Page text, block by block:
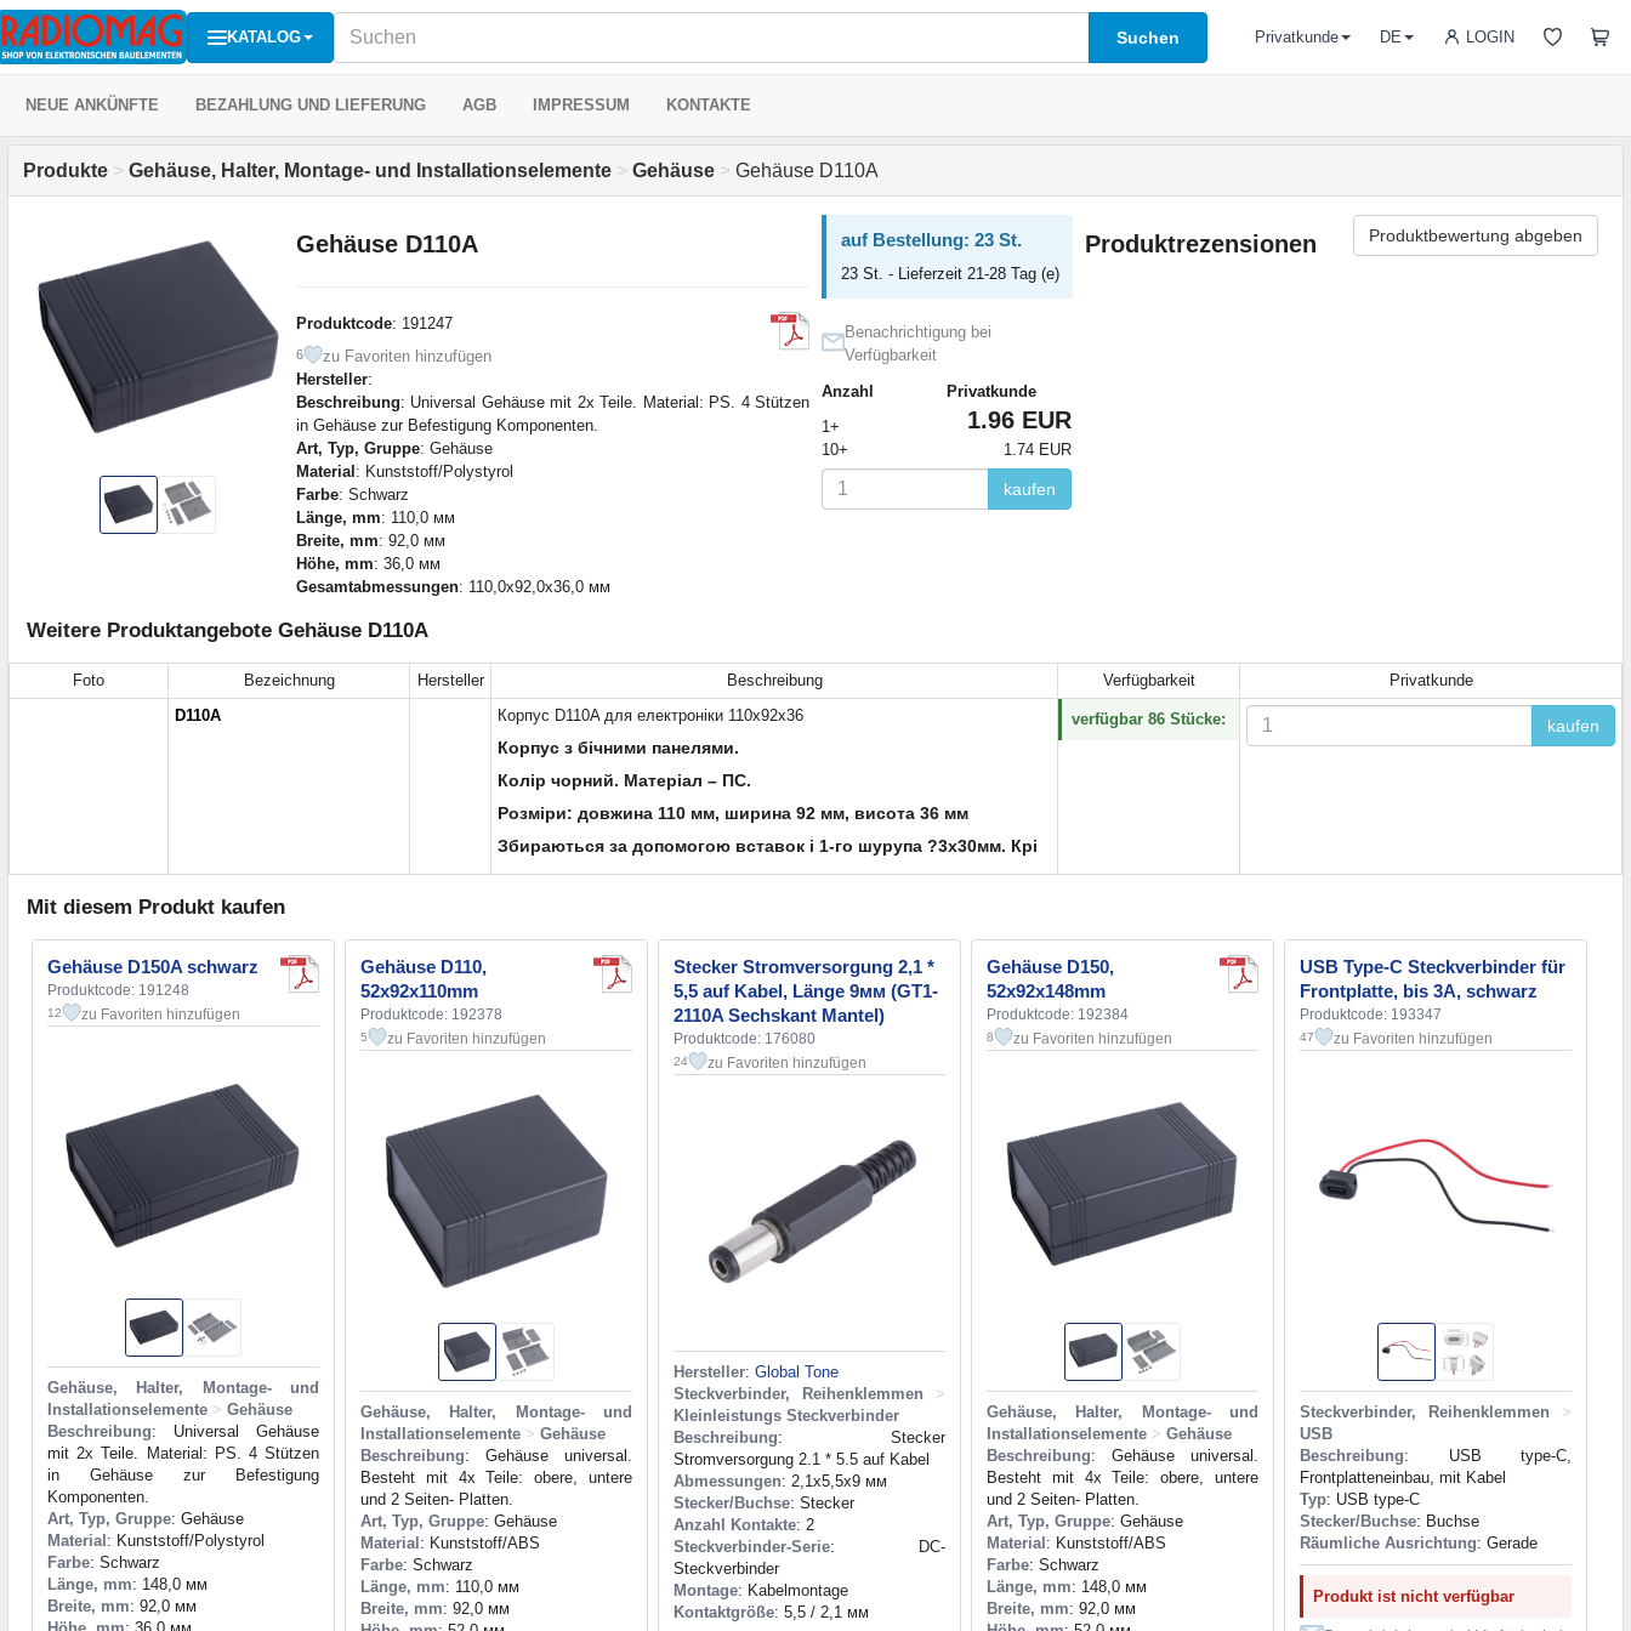
KATALOG Suchen LOGIN
Privatkunde DE
NEUE ANKÜNFTE BEZAHLUNG UND LIEFERUNG AGB IMPRESSUM KONTAKTE
Produkte > Gehäuse, Halter, Montage- und Installationselemente > Gehäuse > Gehäuse D110A
Gehäuse D110A
Produktcode: 191247
6
zu Favoriten hinzufügen
Hersteller:
Beschreibung: Universal Gehäuse mit 2x Teile. Material: PS. 4 Stützen
in Gehäuse zur Befestigung Komponenten.
Art, Typ, Gruppe: Gehäuse
Material : Kunststoff/Polystyrol
Farbe: Schwarz
Länge, mm: 110,0 мм
Breite, mm: 92,0 мм
Höhe, mm: 36,0 мм
Gesamtabmessungen: 110,0x92,0x36,0 мм
auf Bestellung: 23 St.
23 St. - Lieferzeit 21-28 Tag (e)
Benachrichtigung bei
Verfügbarkeit
Anzahl
Privatkunde
1+
1.96 EUR
10+ 1.74 EUR
kaufen
Produktrezensionen Produktbewertung abgeben
Weitere Produktangebote Gehäuse D110A
Foto Bezeichnung Hersteller Beschreibung Verfügbarkeit
Privatkunde
D110A
Корпус D110A для електроніки 110х92х36
Корпус з бічними панелями.
Колір чорний. Матеріал – ПС.
Розміри: довжина 110 мм, ширина 92 мм, висота 36 мм
Збираються за допомогою вставок і 1-го шурупа ?3х30мм. Крі
verfügbar 86 Stücke: kaufen
Mit diesem Produkt kaufen
Gehäuse D150A schwarz
Produktcode: 191248
12 zu Favoriten hinzufügen
Gehäuse, Halter, Montage- und
Installationselemente > Gehäuse
Beschreibung: Universal Gehäuse
mit 2x Teile. Material: PS. 4 Stützen
in Gehäuse zur Befestigung
Komponenten.
Art, Typ, Gruppe: Gehäuse
Material : Kunststoff/Polystyrol
Farbe: Schwarz
Länge, mm: 148,0 мм
Breite, mm: 92,0 мм
Gehäuse D110,
52x92x110mm
Produktcode: 192378
5 zu Favoriten hinzufügen
Gehäuse, Halter, Montage- und
Installationselemente > Gehäuse
Beschreibung: Gehäuse universal.
Besteht mit 4x Teile: obere, untere
und 2 Seiten- Platten.
Art, Typ, Gruppe: Gehäuse
Material : Kunststoff/ABS
Farbe: Schwarz
Länge, mm: 110,0 мм
Breite, mm: 92,0 мм
Stecker Stromversorgung 2,1 *
5,5 auf Kabel, Länge 9мм (GT1-
2110A Sechskant Mantel)
Produktcode: 176080
24 zu Favoriten hinzufügen
Hersteller: Global Tone
Steckverbinder, Reihenklemmen
>
Kleinleistungs Steckverbinder
Beschreibung: Stecker
Stromversorgung 2.1 * 5.5 auf Kabel
Abmessungen: 2,1x5,5x9 мм
Stecker/Buchse: Stecker
Anzahl Kontakte: 2
Steckverbinder-Serie: DC-
Steckverbinder
Montage: Kabelmontage
Kontaktgröße: 5,5 / 2,1 мм
Gehäuse D150,
52x92x148mm
Produktcode: 192384
8 zu Favoriten hinzufügen
Gehäuse, Halter, Montage- und
Installationselemente > Gehäuse
Beschreibung: Gehäuse universal.
Besteht mit 4x Teile: obere, untere
und 2 Seiten- Platten.
Art, Typ, Gruppe: Gehäuse
Material : Kunststoff/ABS
Farbe: Schwarz
Länge, mm: 148,0 мм
Breite, mm: 92,0 мм
USB Type-C Steckverbinder für
Frontplatte, bis 3A, schwarz
Produktcode: 193347
47 zu Favoriten hinzufügen
Steckverbinder, Reihenklemmen
>
USB
Beschreibung: USB type-C,
Frontplatteneinbau, mit Kabel
Typ: USB type-C
Stecker/Buchse: Buchse
Räumliche Ausrichtung: Gerade
Produkt ist nicht verfügbar